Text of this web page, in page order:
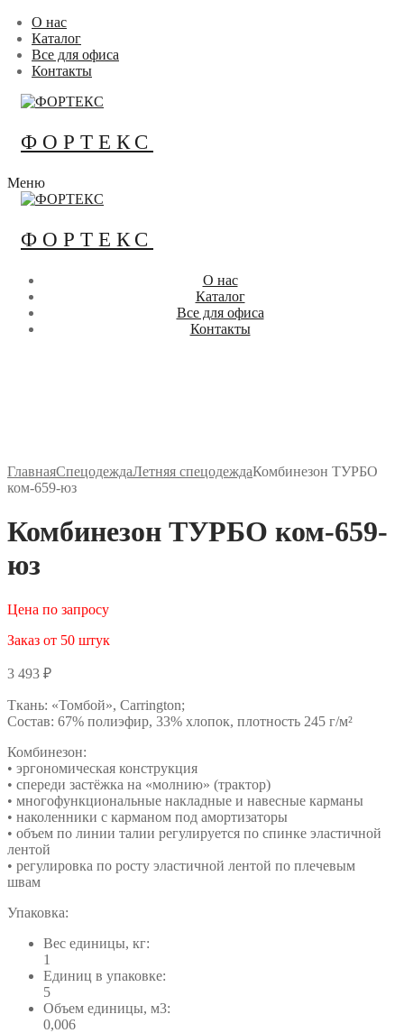
Перейти
содержимому
Меню
Закрыть
О нас
Каталог
Все для офиса
Контакты
ФОРТЕКС
Меню
ФОРТЕКС
О нас
Каталог
Все для офиса
Контакты
ГлавнаяСпецодеждаЛетняя спецодеждаКомбинезон ТУРБО
ком-659-юз
Комбинезон ТУРБО ком-659-
юз
Цена по запросу
Заказ от 50 штук
3 493 ₽
Ткань: «Томбой», Carrington;
Состав: 67% полиэфир, 33% хлопок, плотность 245 г/м²
Комбинезон:
• эргономическая конструкция
• спереди застёжка на «молнию» (трактор)
• многофункциональные накладные и навесные карманы
• наколенники с карманом под амортизаторы
• объем по линии талии регулируется по спинке эластичной
лентой
• регулировка по росту эластичной лентой по плечевым
швам
Упаковка:
Вес единицы, кг:
1
Единиц в упаковке:
5
Объем единицы, м3:
0,006